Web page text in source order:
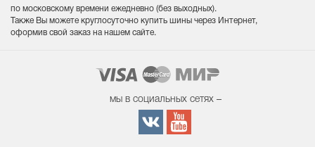
по московскому времени ежедневно (без выходных).
Также Вы можете круглосуточно купить шины через Интернет,
оформив свой заказ на нашем сайте.
мы в социальных сетях –